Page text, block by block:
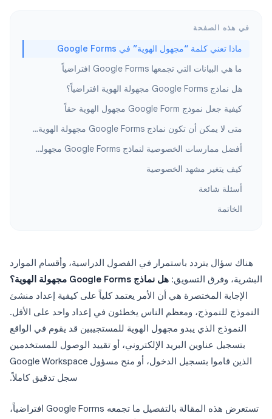
في هذه الصفحة
ماذا تعني كلمة “مجهول الهوية” في Google Forms
ما هي البيانات التي تجمعها Google Forms افتراضياً
هل نماذج Google Forms مجهولة الهوية افتراضياً؟
كيفية جعل نموذج Google Form مجهول الهوية حقاً
متى لا يمكن أن تكون نماذج Google Forms مجهولة الهوية تماماً
أفضل ممارسات الخصوصية لنماذج Google Forms مجهولة الهوية
كيف يتغير مشهد الخصوصية
أسئلة شائعة
الخاتمة
هناك سؤال يتردد باستمرار في الفصول الدراسية، وأقسام الموارد
البشرية، وفرق التسويق: هل نماذج Google Forms مجهولة الهوية؟
الإجابة المختصرة هي أن الأمر يعتمد كلياً على كيفية إعداد منشئ
النموذج للنموذج، ومعظم الناس يخطئون في إعداد واحد على الأقل.
النموذج الذي يبدو مجهول الهوية للمستجيبين قد يقوم في الواقع
بتسجيل عناوين البريد الإلكتروني، أو تقييد الوصول للمستخدمين
الذين قاموا بتسجيل الدخول، أو منح مسؤول Google Workspace
سجل تدقيق كاملاً.
تستعرض هذه المقالة بالتفصيل ما تجمعه Google Forms افتراضياً،